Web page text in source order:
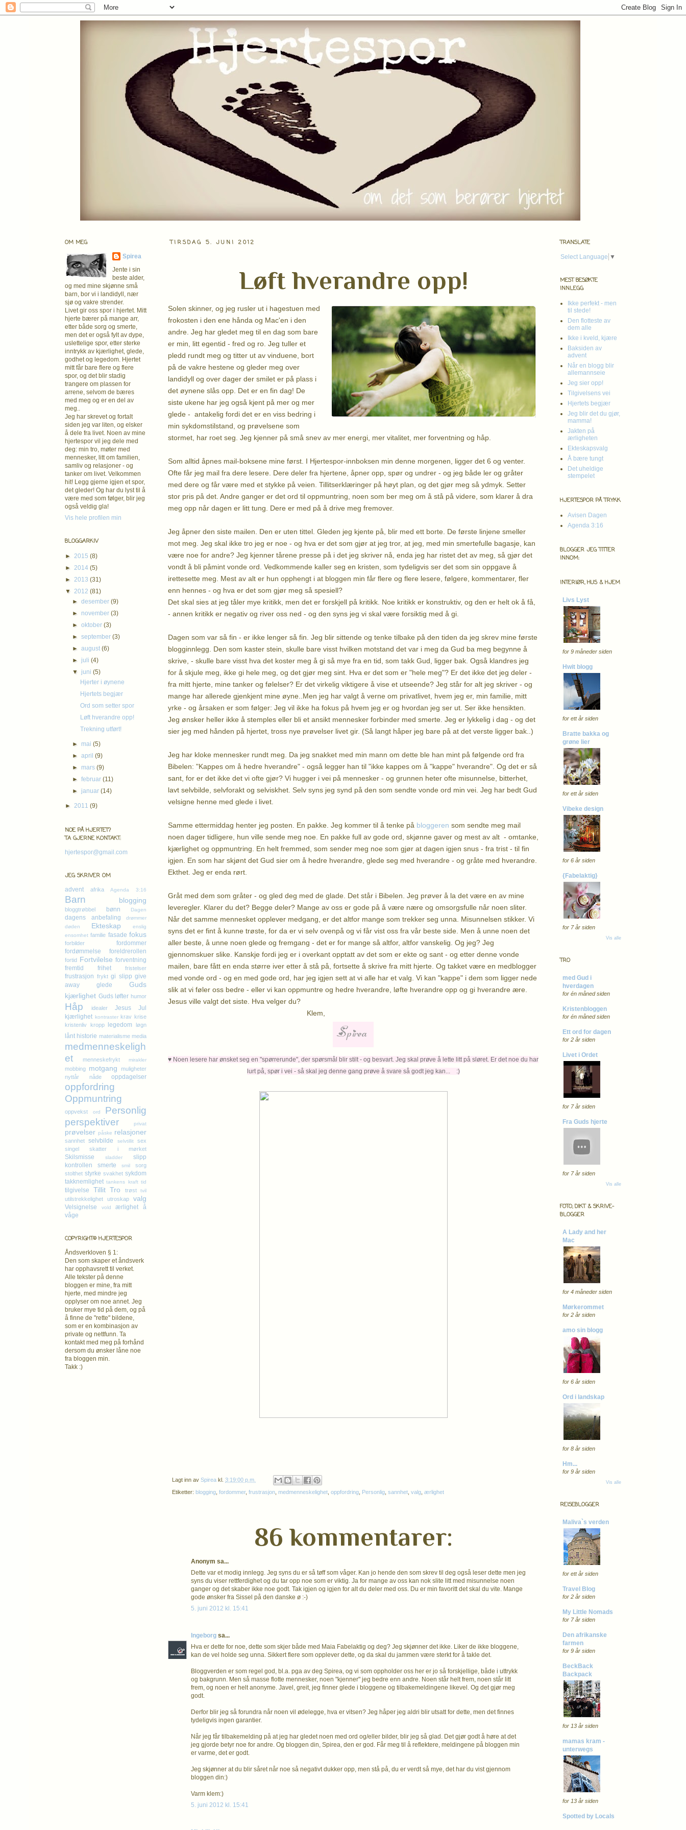
TIRSDAG 5. JUNI 2012
Løft hverandre opp!
Solen skinner, og jeg rusler ut i hagestuen med
frokosten i den ene hånda og Mac'en i den
andre. Jeg har gledet meg til en dag som bare
er min, litt egentid - fred og ro. Jeg tuller et
pledd rundt meg og titter ut av vinduene, bort
på de vakre hestene og gleder meg over
landidyll og over dager der smilet er på plass i
det øynene slås opp. Det er en fin dag! De
siste ukene har jeg også kjent på mer og mer
glede - antakelig fordi det er en viss bedring i
min sykdomstilstand, og prøvelsene som
stormet, har roet seg. Jeg kjenner på små snev av mer energi, mer vitalitet, mer forventning og håp.
Som alltid åpnes mail-boksene mine først. I Hjertespor-innboksen min denne morgenen, ligger det 6 og venter.
Ofte får jeg mail fra dere lesere. Dere deler fra hjertene, åpner opp, spør og undrer - og jeg både ler og gråter
med dere og får være med et stykke på veien. Tillitserklæringer på høyt plan, og det gjør meg så ydmyk. Setter
stor pris på det. Andre ganger er det ord til oppmuntring, noen som ber meg om å stå på videre, som klarer å dra
meg opp når dagen er litt tung. Dere er med på å drive meg fremover.
Jeg åpner den siste mailen. Den er uten tittel. Gleden jeg kjente på, blir med ett borte. De første linjene smeller
mot meg. Jeg skal ikke tro jeg er noe - og hva er det som gjør at jeg tror, at jeg, med min smertefulle bagasje, kan
være noe for andre? Jeg kjenner tårene presse på i det jeg skriver nå, enda jeg har ristet det av meg, så gjør det
vondt å bli påmint vonde ord. Vedkommende kaller seg en kristen, som tydeligvis ser det som sin oppgave å
irettesette meg. Mest av alt er hun opphengt i at bloggen min får flere og flere lesere, følgere, kommentarer, fler
enn hennes - og hva er det som gjør meg så spesiell?
Det skal sies at jeg tåler mye kritikk, men det er forskjell på kritikk. Noe kritikk er konstruktiv, og den er helt ok å få,
- annen kritikk er negativ og river oss ned - og den syns jeg vi skal være forsiktig med å gi.
Dagen som var så fin - er ikke lenger så fin. Jeg blir sittende og tenke tilbake på den tiden da jeg skrev mine første
blogginnlegg. Den som kaster stein, skulle bare visst hvilken motstand det var i meg da Gud ba meg begynne å
skrive, - skulle bare visst hva det koster meg å gi så mye fra en tid, som takk Gud, ligger bak. Også klandres jeg
for å skjule meg, ikke gi hele meg, og det gjør meg sint. Hva er det som er "hele meg"? Er det ikke det jeg deler -
fra mitt hjerte, mine tanker og følelser? Er det virkelig viktigere å vise et utseende? Jeg står for alt jeg skriver - og
mange har allerede gjenkjent mine øyne..Men jeg har valgt å verne om privatlivet, hvem jeg er, min familie, mitt
yrke - og årsaken er som følger: Jeg vil ikke ha fokus på hvem jeg er og hvordan jeg ser ut. Ser ikke hensikten.
Jeg ønsker heller ikke å stemples eller bli et ansikt mennesker forbinder med smerte. Jeg er lykkelig i dag - og det
sier jeg med hånden på hjertet, tross nye prøvelser livet gir. (Så langt håper jeg bare på at det verste ligger bak..)
Jeg har kloke mennesker rundt meg. Da jeg snakket med min mann om dette ble han mint på følgende ord fra
Bibelen: "Kappes om å hedre hverandre" - også legger han til "ikke kappes om å "kappe" hverandre". Og det er så
sant, for er det ikke det vi ofte gjør? Vi hugger i vei på mennesker - og grunnen heter ofte misunnelse, bitterhet,
lavt selvbilde, selvforakt og selviskhet. Selv syns jeg synd på den som sendte vonde ord min vei. Jeg har bedt Gud
velsigne henne med glede i livet.
Samme ettermiddag henter jeg posten. En pakke. Jeg kommer til å tenke på bloggeren som sendte meg mail
noen dager tidligere, hun ville sende meg noe. En pakke full av gode ord, skjønne gaver og mest av alt - omtanke,
kjærlighet og oppmuntring. En helt fremmed, som sender meg noe som gjør at dagen igjen snus - fra trist - til fin
igjen. En som har skjønt det Gud sier om å hedre hverandre, glede seg med hverandre - og gråte med hverandre.
Ekthet. Jeg er enda rørt.
Gråt med dem som gråter - og gled deg med de glade. Det står i Bibelen. Jeg prøver å la det være en av mine
leveregler. Klarer du det? Begge deler? Mange av oss er gode på å være nære og omsorgsfulle når noen sliter.
Når det samme mennesket opplever medgang, er det altfor mange som trekker seg unna. Misunnelsen stikker. Vi
syns det er fint å kunne trøste, for da er vi selv ovenpå og vi får vist oss fra vår beste side. Men å unne noen det
aller beste, å unne noen glede og fremgang - det er for mange så altfor, altfor vanskelig. Og jeg? Jeg
gjennomskuer slike. Kanskje fordi jeg er i overkant opptatt av det som er ekte og sant - og etter denne vonde
mailen, bare fått en enda større iver etter å stå på, fortsette å skrive fra mitt hjerte. Og takket være en medblogger
med vonde ord - og en med gode ord, har jeg igjen sett at vi alle har et valg. Vi kan "kappe" i dem som ligger nede
slik at vi føler oss bedre - eller vi kan oppmuntre og hedre hverandre, løfte hverandre opp og gi hverandre ære.
Jesus ville valgt det siste. Hva velger du?
Klem,
♥ Noen lesere har ønsket seg en "spørrerunde", der spørsmål blir stilt - og besvart. Jeg skal prøve å lette litt på sløret. Er det noe du har
lurt på, spør i vei - så skal jeg denne gang prøve å svare så godt jeg kan... :)
Lagt inn av Spirea kl. 3:19:00 p.m.
Etiketter: blogging fordommer, frustrasjon medmenneskelighet oppfordring Personlig sannhet valg ærlighet
86 kommentarer:
Anonym sa...
Dette var et modig innlegg. Jeg syns du er så tøff som våger. Kan jo hende den som skrev til deg også leser dette men jeg
syns du viser rettferdighet og du tar opp noe som er viktig. Ja for mange av oss kan nok slite litt med misunnelse noen
ganger og det skaber ikke noe godt. Tak igjen og igjen for alt du deler med oss. Du er min favoritt det skal du vite. Mange
gode ønsker fra Sissel på den danske ø :-)
5. juni 2012 kl. 15:41
Ingeborg sa...
Hva er dette for noe, dette som skjer både med Maia Fabelaktig og deg? Jeg skjønner det ikke. Liker de ikke bloggene,
kan de vel holde seg unna. Sikkert flere som opplever dette, og da skal du jammen være sterkt for å takle det.
Bloggverden er som regel god, bl.a. pga av deg Spirea, og vi som oppholder oss her er jo så forskjellige, både i uttrykk
og bakgrunn. Men så masse flotte mennesker, noen "kjenner" jeg bedre enn andre. Noen står helt frem, noen står litt
frem, og noen er helt anonyme. Javel, greit, jeg finner glede i bloggene og tilbakemeldingene likevel. Og det gjør meg
godt.
Derfor blir jeg så forundra når noen vil ødelegge, hva er vitsen? Jeg håper jeg aldri blir utsatt for dette, men det finnes
tydeligvis ingen garantier.
Når jeg får tilbakemelding på at jeg har gledet noen med ord og/eller bilder, blir jeg så glad. Det gjør godt å høre at det
jeg gjorde betyr noe for andre. Og bloggen din, Spirea, den er god. Får meg til å reflektere, meldingene på bloggen min
er varme, det er godt.
Jeg skjønner at du blir såret når noe så negativt dukker opp, men stå på, du er verdt så mye, det har du vist gjennom
bloggen din:)
Varm klem:)
5. juni 2012 kl. 15:41
OM MEG
Spirea
Jente i sin
beste alder,
og med mine skjønne små
barn, bor vi i landidyll, nær
sjø og vakre strender.
Livet gir oss spor i hjertet. Mitt
hjerte bærer på mange arr,
etter både sorg og smerte,
men det er også fylt av dype,
uslettelige spor, etter sterke
inntrykk av kjærlighet, glede,
godhet og legedom. Hjertet
mitt får bare flere og flere
spor, og det blir stadig
trangere om plassen for
arrene, selvom de bæres
med meg og er en del av
meg..
Jeg har skrevet og fortalt
siden jeg var liten, og elsker
å dele fra livet. Noen av mine
hjertespor vil jeg dele med
deg: min tro, møter med
mennesker, litt om familien,
samliv og relasjoner - og
tanker om livet. Velkommen
hit! Legg gjerne igjen et spor,
det gleder! Og har du lyst til å
være med som følger, blir jeg
også veldig gla!
Vis hele profilen min
BLOGGARKIV
► 2015 (8)
► 2014 (5)
► 2013 (31)
▼ 2012 (81)
►desember(9)
► november(3)
►oktober(3)
►september(3)
►august(6)
► juli(4)
▼ juni(5)
Hjerter i øynene
Hjertets begjær
Ord som setter spor
Løft hverandre opp!
Trekning utført!
► mai(5)
►april(9)
► mars(9)
►februar(11)
► januar(14)
► 2011 (9)
NOE PÅ HJERTET?
TA GJERNE KONTAKT:
hjertespor@gmail.com
JEG SKRIVER OM
advent afrika Agenda 3:16
Barn blogging
bloggtrøbbel bønn Dagen
dagens anbefaling
drømmer
døden
Ekteskap
enslig
ensomhet familie fasade fokus
forbilder
fordommer
fordømmelse
foreldrerollen
fortid Fortvilelse forventning
fremtid
frihet fristelser
frustrasjon frykt gi slipp give
away
glede
Guds
kjærlighet Guds løfter humor
Håp idealer Jesus
Jul
kjærlighet kontraster krav krise
kristenliv kropp legedom løgn
lånt historie materialisme media
medmenneskeligh
et
menneskefrykt mirakler
mobbing motgang
muligheter
nyttår
nåde oppdagelser
oppfordring
Oppmuntring
oppvekst ord
Personlig
perspektiver
privat
prøvelser påske relasjoner
sannhet selvbilde selvtillit
sex
singel
skatter i mørket
Skilsmisse sladder
slipp
kontrollen
smerte smil
sorg
stolthet styrke svakhet sykdom
takknemlighet tankens kraft tid
tilgivelse Tillit Tro trøst tvil
utilstrekkelighet utroskap valg
Velsignelse vold ærlighet
å
våge
COPYRIGHT© HJERTESPOR
Åndsverkloven § 1:
Den som skaper et åndsverk
har opphavsretttil verket.
Alle tekster på denne
bloggen er mine, fra mitt
hjerte, med mindre jeg
opplyser om noe annet. Jeg
bruker mye tid på dem, og på
å finne de "rette" bildene,
som er en kombinasjon av
private og nettfunn. Ta
kontakt med meg på forhånd
dersom du ønsker låne noe
fra bloggen min.
Takk :)
TRANSLATE
Select Language ▼
MEST BESØKTE
INNLEGG
Ikke perfekt - men
til stede!
Den flotteste av
dem alle
Ikke i kveld, kjære
Baksiden av
advent
Når en blogg blir
allemannseie
Jeg sier opp!
Tilgivelsens vei
Hjertets begjær
Jeg blir det du gjør,
mamma!
Jakten på
ærligheten
Ekteskapsvalg
Å bære tungt
Det uheldige
stempelet
HJERTESPOR PÅ TRYKK
Avisen Dagen
Agenda 3:16
BLOGGER JEG TITTER
INNOM:
INTERIØR, HUS & HJEM
Livs Lyst
for 9 måneder siden
Hwit blogg
for ett år siden
Bratte bakka og
grøne lier
for ett år siden
Vibeke design
for 6 år siden
{Fabelaktig}
for 7 år siden
Vis alle
TRO
med Gud i
hverdagen
for én måned siden
Kristenbloggen
for én måned siden
Ett ord for dagen
for 2 år siden
Livet i Ordet
for 7 år siden
Fra Guds hjerte
for 7 år siden
Vis alle
FOTO, DIKT & SKRIVE-
BLOGGER
A Lady and her
Mac
for 4 måneder siden
Mørkerommet
for 2 år siden
amo sin blogg
for 6 år siden
Ord i landskap
for 8 år siden
Hm...
for 9 år siden
Vis alle
REISEBLOGGER
Maliva`s verden
for ett år siden
Travel Blog
for 2 år siden
My Little Nomads
for 7 år siden
Den afrikanske
farmen
for 9 år siden
BeckBack
Backpack
for 13 år siden
mamas kram -
unterwegs
for 13 år siden
Spotted by Locals